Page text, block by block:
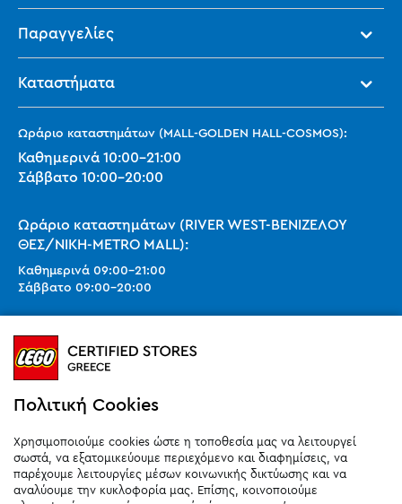
Παραγγελίες
Καταστήματα
Ωράριο καταστημάτων (MALL-GOLDEN HALL-COSMOS):
Καθημερινά 10:00-21:00
Σάββατο 10:00-20:00
Ωράριο καταστημάτων (RIVER WEST-ΒΕΝΙΖΕΛΟΥ
ΘΕΣ/ΝΙΚΗ-METRO MALL):
Καθημερινά 09:00-21:00
Σάββατο 09:00-20:00
Ωράριο καταστημάτων (SMART PARK):
Καθημερινά10:00-21:00
Σάββατο09:00
Κυριακή 11:00-20:00 (έως 25/10)
orders@legostoregreece.gr
Αρ.Γ.Ε.ΜΗ: 084878102000
Πολιτική Cookies
Χρησιμοποιούμε cookies ώστε η τοποθεσία μας να λειτουργεί
σωστά, να εξατομικεύουμε περιεχόμενο και διαφημίσεις, να
παρέχουμε λειτουργίες μέσων κοινωνικής δικτύωσης και να
αναλύουμε την κυκλοφορία μας. Επίσης, κοινοποιούμε